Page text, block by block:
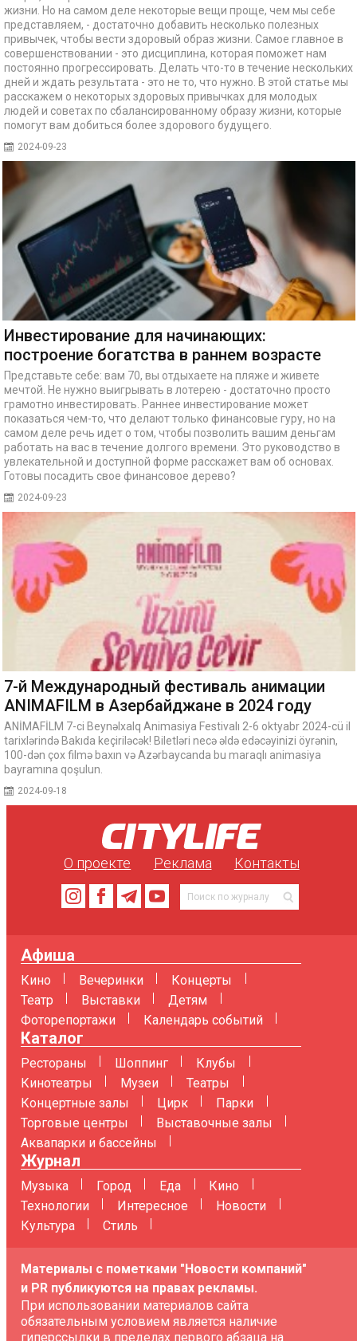
жизни. Но на самом деле некоторые вещи проще, чем мы себе
представляем, - достаточно добавить несколько полезных
привычек, чтобы вести здоровый образ жизни. Самое главное в
совершенствовании - это дисциплина, которая поможет нам
постоянно прогрессировать. Делать что-то в течение нескольких
дней и ждать результата - это не то, что нужно. В этой статье мы
расскажем о некоторых здоровых привычках для молодых
людей и советах по сбалансированному образу жизни, которые
помогут вам добиться более здорового будущего.
2024-09-23
Инвестирование для начинающих:
построение богатства в раннем возрасте
Представьте себе: вам 70, вы отдыхаете на пляже и живете
мечтой. Не нужно выигрывать в лотерею - достаточно просто
грамотно инвестировать. Раннее инвестирование может
показаться чем-то, что делают только финансовые гуру, но на
самом деле речь идет о том, чтобы позволить вашим деньгам
работать на вас в течение долгого времени. Это руководство в
увлекательной и доступной форме расскажет вам об основах.
Готовы посадить свое финансовое дерево?
2024-09-23
7-й Международный фестиваль анимации
ANIMAFILM в Азербайджане в 2024 году
ANİMAFİLM 7-ci Beynəlxalq Animasiya Festivalı 2-6 oktyabr 2024-cü il
tarixlərində Bakıda keçiriləcək! Biletləri necə əldə edəcəyinizi öyrənin,
100-dən çox filmə baxın və Azərbaycanda bu maraqlı animasiya
bayramına qoşulun.
2024-09-18
О проекте Реклама Контакты
Афиша
Кино Вечеринки
Концерты
Театр
Выставки
Детям
Фоторепортажи
Календарь событий
Каталог
Рестораны Шоппинг
Клубы
Кинотеатры
Музеи
Театры
Концертные залы
Цирк
Парки
Торговые центры
Выставочные залы
Аквапарки и бассейны
Журнал
Музыка Город Еда
Кино
Технологии
Интересное
Новости
Культура
Стиль
Материалы с пометками "Новости компаний"
и PR публикуются на правах рекламы.
При использовании материалов сайта
обязательным условием является наличие
гиперссылки в пределах первого абзаца на